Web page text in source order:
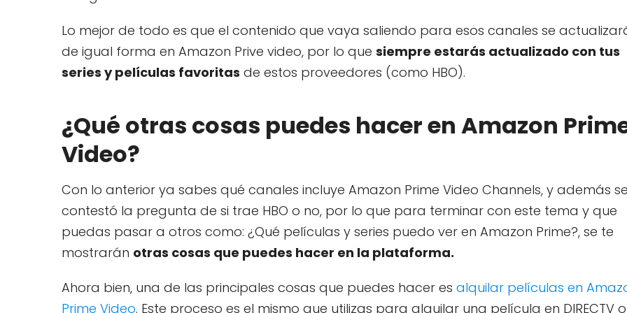
Lo mejor de todo es que el contenido que vaya saliendo para esos canales se
de igual forma en Amazon Prive video, por lo que siempre estarás actualizado con tus
series y películas favoritas de estos proveedores (como HBO).
¿Qué otras cosas puedes hacer en Amazon
Video?
Con lo anterior ya sabes qué canales incluye Amazon Prime Video Channels, y además se
contestó la pregunta de si trae HBO o no, por lo que para terminar con este tema y que
puedas pasar a otros como: ¿Qué películas y series puedo ver en Amazon Prime?, se te
mostrarán otras cosas que puedes hacer en la plataforma.
Ahora bien, una de las principales cosas que puedes hacer es alquilar películas en
Prime Video. Este proceso es el mismo que utilizas para alquilar una película en DIRECTV o